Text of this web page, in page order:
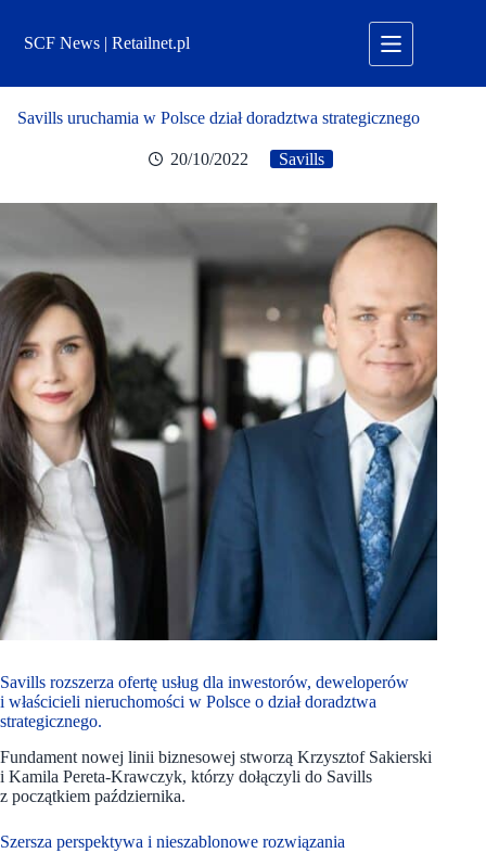
treściSCF News | Retailnet.pl
Savills uruchamia w Polsce dział doradztwa strategicznego
20/10/2022 Savills
Savills rozszerza ofertę usług dla inwestorów, deweloperów
i właścicieli nieruchomości w Polsce o dział doradztwa
strategicznego.
Fundament nowej linii biznesowej stworzą Krzysztof Sakierski
i Kamila Pereta-Krawczyk, którzy dołączyli do Savills
z początkiem października.
Szersza perspektywa i nieszablonowe rozwiązania